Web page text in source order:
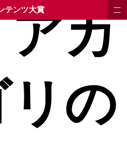
テンツ大賞
カ
の